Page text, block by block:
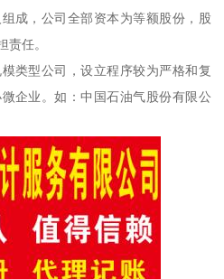
成，公司全部资本为等额股份，股
责任。
类型公司，设立程序较为严格和复
企业。如：中国石油气股份有限公